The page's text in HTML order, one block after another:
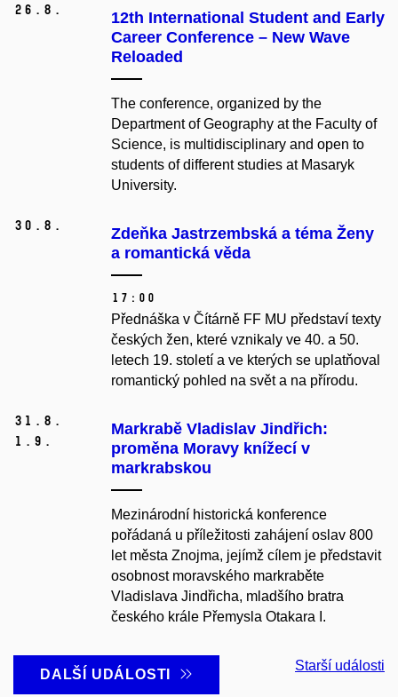
26. 8.
12th International Student and Early
Career Conference – New Wave
Reloaded
The conference, organized by the
Department of Geography at the Faculty of
Science, is multidisciplinary and open to
students of different studies at Masaryk
University.
30. 8.
Zdeňka Jastrzembská a téma Ženy
a romantická věda
17:00
Přednáška v Čítárně FF MU představí texty
českých žen, které vznikaly ve 40. a 50.
letech 19. století a ve kterých se uplatňoval
romantický pohled na svět a na přírodu.
31. 8.
1. 9.
Markrabě Vladislav Jindřich:
proměna Moravy knížecí v
markrabskou
Mezinárodní historická konference
pořádaná u příležitosti zahájení oslav 800
let města Znojma, jejímž cílem je představit
osobnost moravského markraběte
Vladislava Jindřicha, mladšího bratra
českého krále Přemysla Otakara I.
DALŠÍ UDÁLOSTI
Starší události